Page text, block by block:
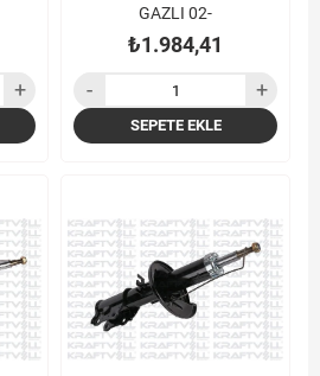
GAZLI 02-
₺1.984,41
SEPETE EKLE